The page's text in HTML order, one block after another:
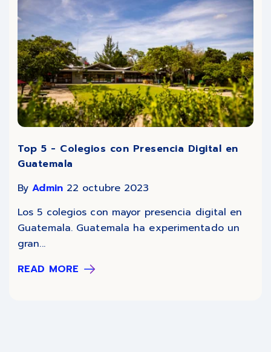
Top 5 - Colegios con Presencia Digital en
Guatemala
By Admin 22 octubre 2023
Los 5 colegios con mayor presencia digital en
Guatemala. Guatemala ha experimentado un
gran...
READ MORE